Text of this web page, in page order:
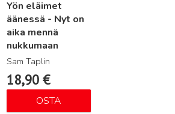
Yön eläimet
äänessä - Nyt on
aika mennä
nukkumaan
Sam Taplin
18,90 €
OSTA